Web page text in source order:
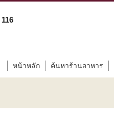
116
หน้าหลัก ค้นหาร้านอาหาร